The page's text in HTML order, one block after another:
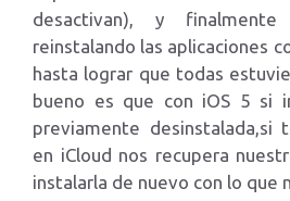
desactivan), y
reinstalando las aplicaciones
hasta lograr que todas
bueno es que con iOS 5 si
previamente desinstalada,si
en iCloud nos recupera
instalarla de nuevo con lo que